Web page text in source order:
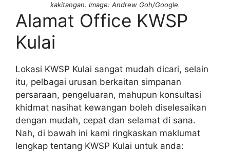
kakitangan. Image: Andrew Goh/Google.
Alamat Office KWSP
Kulai
Lokasi KWSP Kulai sangat mudah dicari, selain
itu, pelbagai urusan berkaitan simpanan
persaraan, pengeluaran, mahupun konsultasi
khidmat nasihat kewangan boleh diselesaikan
dengan mudah, cepat dan selamat di sana.
Nah, di bawah ini kami ringkaskan maklumat
lengkap tentang KWSP Kulai untuk anda: